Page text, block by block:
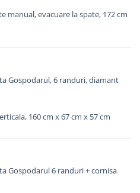
manual, evacuare la spate, 172 cm
Gospodarul, 6 randuri, diamant
160 cm x 67 cm x 57 cm
Gospodarul 6 randuri + cornisa